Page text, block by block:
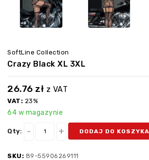
SoftLine Collection
Crazy Black XL 3XL
26.76 zł z VAT
VAT: 23%
64 w magazynie
Qty: DODAJ DO KOSZYKA
SKU: 89-55906269111